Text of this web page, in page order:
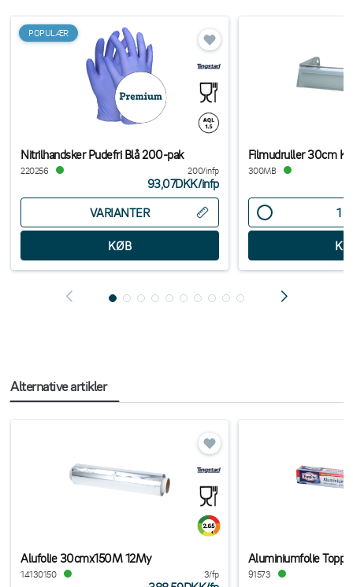
POPULÆR
Nitrilhandsker Pudefri Blå 200-pak
220256 200/infp
93,07DKK/infp
VARIANTER
Filmudruller 30cm
300MB
Alternative artikler
Alufolie 30cmx150M 12My
14130150 3/fp
Aluminiumfolie
91573